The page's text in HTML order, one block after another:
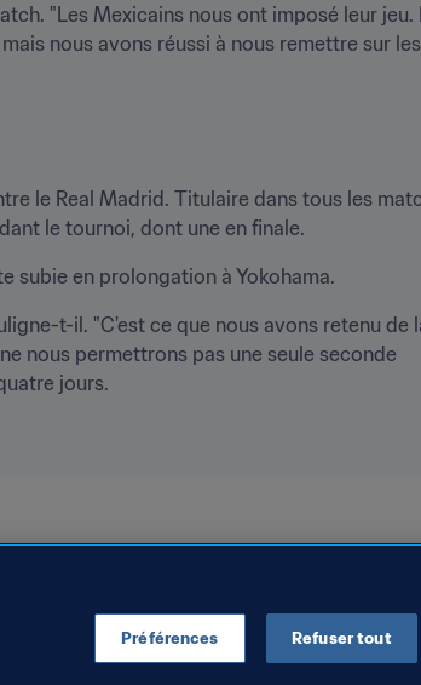
"Les Mexicains nous ont imposé leur jeu.
nous avons réussi à nous remettre sur
le Real Madrid. Titulaire dans tous les
le tournoi, dont une en finale.
subie en prolongation à Yokohama.
t-il. "C'est ce que nous avons retenu de
nous permettrons pas une seule seconde
jours.
Préférences Refuser tout